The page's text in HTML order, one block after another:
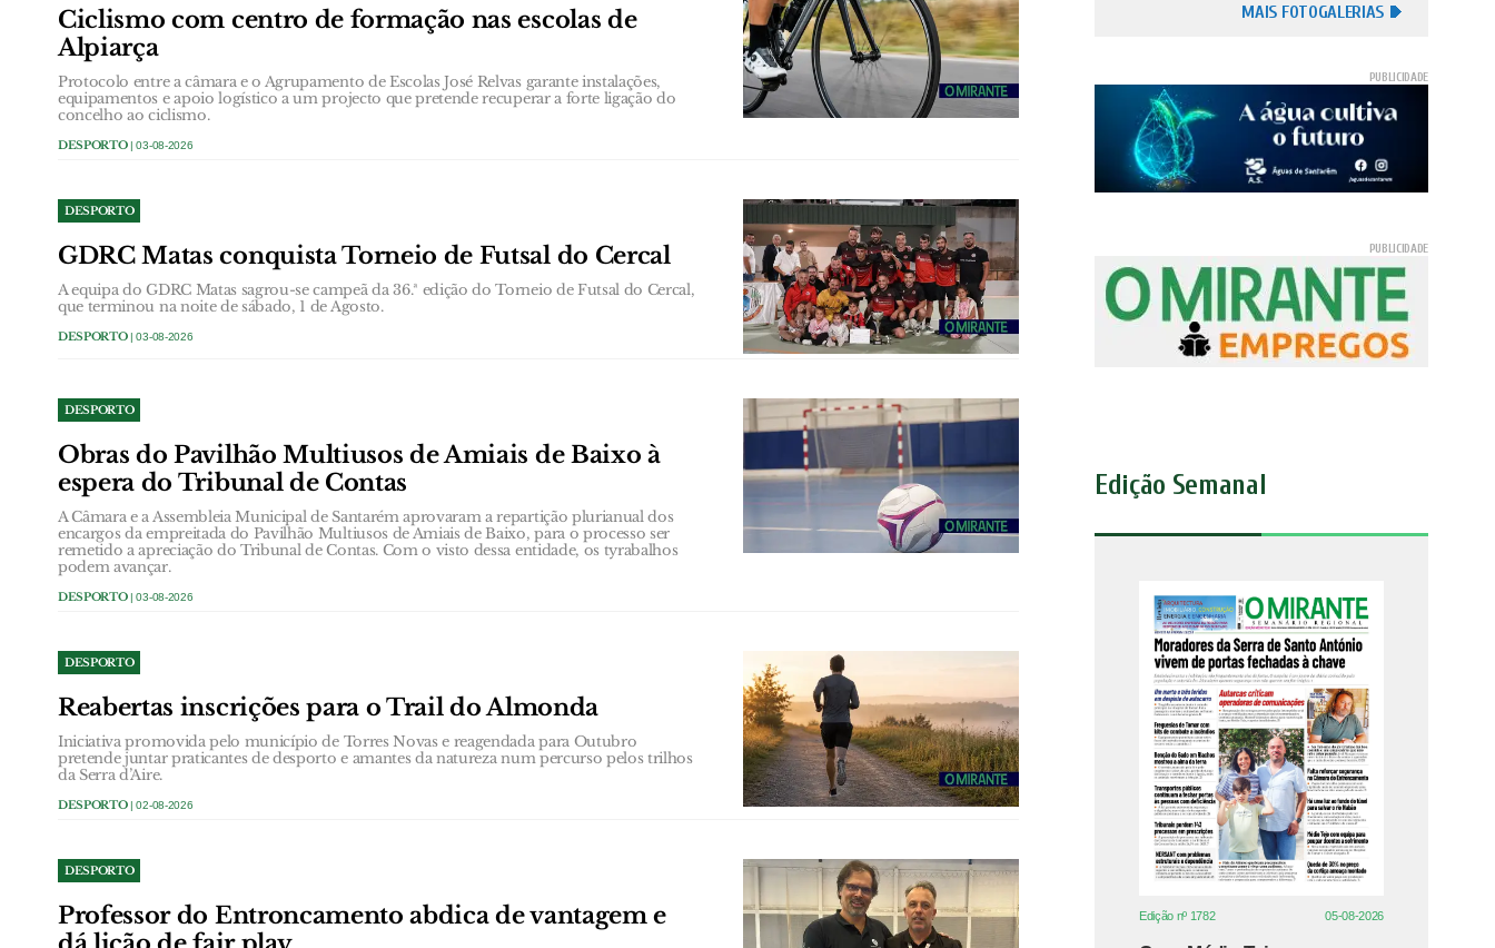
Ciclismo com centro de formação nas escolas de
Alpiarça
Protocolo entre a câmara e o Agrupamento de Escolas José Relvas garante instalações,
equipamentos e apoio logístico a um projecto que pretende recuperar a forte ligação do
concelho ao ciclismo.
DESPORTO| 03-08-2026
DESPORTO
GDRC Matas conquista Torneio de Futsal do Cercal
A equipa do GDRC Matas sagrou-se campeã da 36.ª edição do Torneio de Futsal do Cercal,
que terminou na noite de sábado, 1 de Agosto.
DESPORTO| 03-08-2026
DESPORTO
Obras do Pavilhão Multiusos de Amiais de Baixo à
espera do Tribunal de Contas
A Câmara e a Assembleia Municipal de Santarém aprovaram a repartição plurianual dos
encargos da empreitada do Pavilhão Multiusos de Amiais de Baixo, para o processo ser
remetido a apreciação do Tribunal de Contas. Com o visto dessa entidade, os tyrabalhos
podem avançar.
DESPORTO| 03-08-2026
DESPORTO
Reabertas inscrições para o Trail do Almonda
Iniciativa promovida pelo município de Torres Novas e reagendada para Outubro
pretende juntar praticantes de desporto e amantes da natureza num percurso pelos trilhos
da Serra d’Aire.
DESPORTO| 02-08-2026
DESPORTO
Professor do Entroncamento abdica de vantagem e
MAIS FOTOGALERIAS
Edição Semanal
Edição nº 1782 05-08-2026